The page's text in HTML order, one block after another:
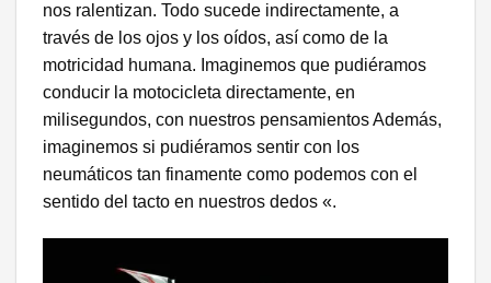
nos ralentizan. Todo sucede indirectamente, a
través de los ojos y los oídos, así como de la
motricidad humana. Imaginemos que pudiéramos
conducir la motocicleta directamente, en
milisegundos, con nuestros pensamientos Además,
imaginemos si pudiéramos sentir con los
neumáticos tan finamente como podemos con el
sentido del tacto en nuestros dedos «.